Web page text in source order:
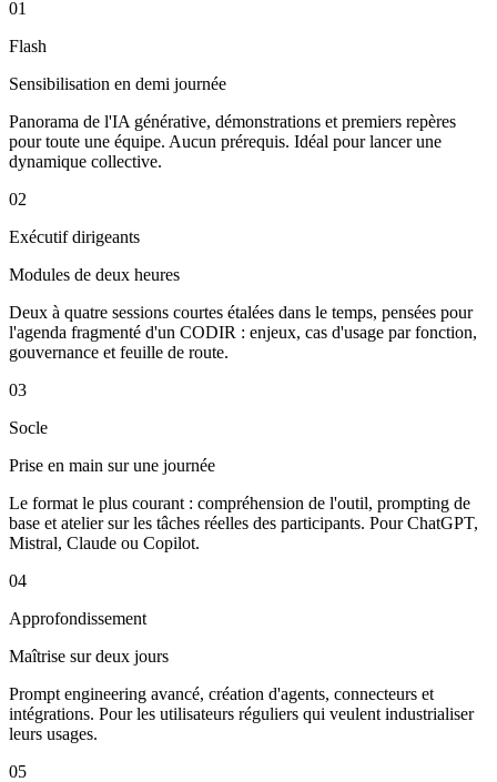
01
Flash
Sensibilisation en demi journée
Panorama de l'IA générative, démonstrations et premiers repères
pour toute une équipe. Aucun prérequis. Idéal pour lancer une
dynamique collective.
02
Exécutif dirigeants
Modules de deux heures
Deux à quatre sessions courtes étalées dans le temps, pensées pour
l'agenda fragmenté d'un CODIR : enjeux, cas d'usage par fonction,
gouvernance et feuille de route.
03
Socle
Prise en main sur une journée
Le format le plus courant : compréhension de l'outil, prompting de
base et atelier sur les tâches réelles des participants. Pour ChatGPT,
Mistral, Claude ou Copilot.
04
Approfondissement
Maîtrise sur deux jours
Prompt engineering avancé, création d'agents, connecteurs et
intégrations. Pour les utilisateurs réguliers qui veulent industrialiser
leurs usages.
05